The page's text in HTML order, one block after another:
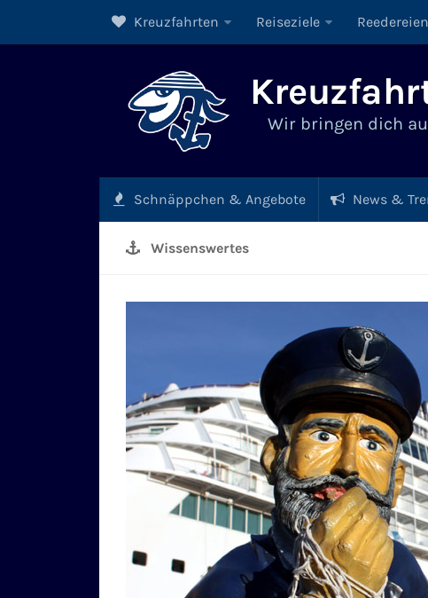
Kreuzfahrten Reiseziele Reedereien
Wir bringen dich
Schnäppchen & Angebote News &
Wissenswertes